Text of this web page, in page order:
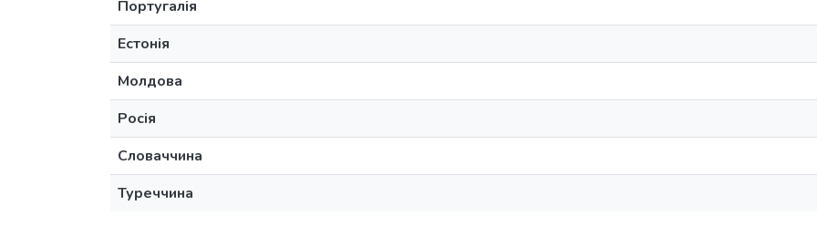
Португалія
Естонія
Молдова
Росія
Словаччина
Туреччина